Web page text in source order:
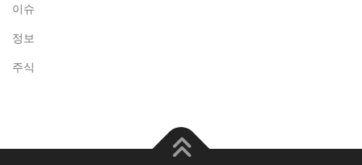
이슈
정보
주식